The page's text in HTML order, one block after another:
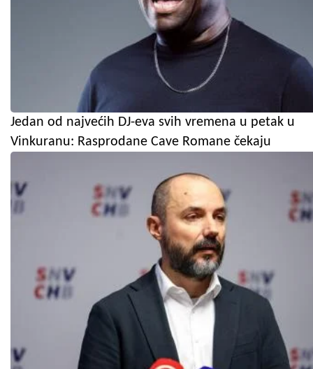
Jedan od najvećih DJ-eva svih vremena u petak u
Vinkuranu: Rasprodane Cave Romane čekaju